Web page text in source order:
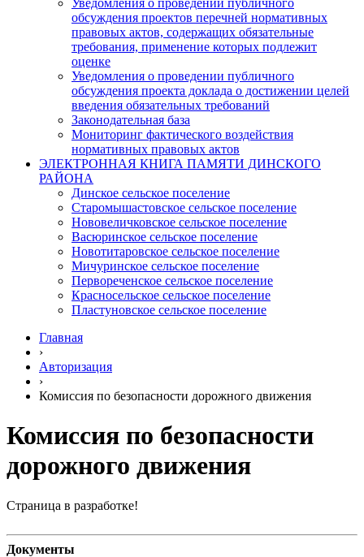
Уведомления о проведении публичного
обсуждения проектов перечней нормативных
правовых актов, содержащих обязательные
требования, применение которых подлежит
оценке
Уведомления о проведении публичного
обсуждения проекта доклада о достижении целей
введения обязательных требований
Законодательная база
Мониторинг фактического воздействия
нормативных правовых актов
ЭЛЕКТРОННАЯ КНИГА ПАМЯТИ ДИНСКОГО
РАЙОНА
Динское сельское поселение
Старомышастовское сельское поселение
Нововеличковское сельское поселение
Васюринское сельское поселение
Новотитаровское сельское поселение
Мичуринское сельское поселение
Первореченское сельское поселение
Красносельское сельское поселение
Пластуновское сельское поселение
Главная
›
Авторизация
›
Комиссия по безопасности дорожного движения
Комиссия по безопасности
дорожного движения
Страница в разработке!
Документы